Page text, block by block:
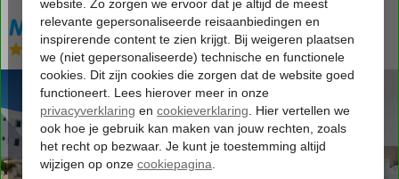
MarSenses Ferrera Blanca
All Inclusive- Aparthotel